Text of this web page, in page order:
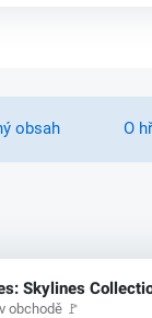
obsah O
Skylines
obchodě 🚩